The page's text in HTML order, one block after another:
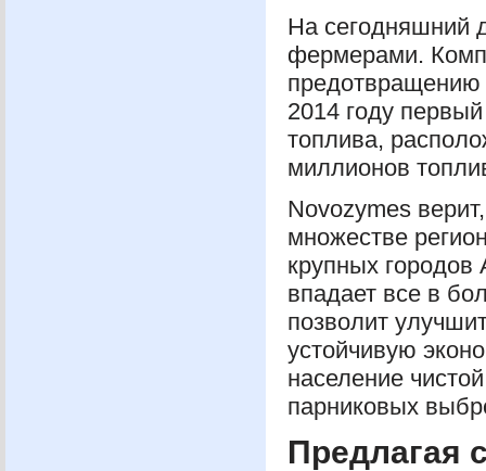
На сегодняшний
фермерами.
предотвращению
2014 году
топлива,
миллионов
Novozymes
множестве
крупных
впадает все в
позволит
устойчивую
население
парниковых
Предлагая